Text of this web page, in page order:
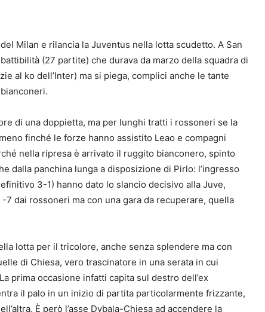
Milan e rilancia la Juventus nella lotta scudetto. A San
(27 partite) che durava da marzo della squadra di
al ko dell’Inter) ma si piega, complici anche le tante
di una doppietta, ma per lunghi tratti i rossoneri se la
finché le forze hanno assistito Leao e compagni
nella ripresa è arrivato il ruggito bianconero, spinto
dalla panchina lunga a disposizione di Pirlo: l’ingresso
3-1) hanno dato lo slancio decisivo alla Juve,
dai rossoneri ma con una gara da recuperare, quella
lotta per il tricolore, anche senza splendere ma con
di Chiesa, vero trascinatore in una serata in cui
prima occasione infatti capita sul destro dell’ex
il palo in un inizio di partita particolarmente frizzante,
È però l’asse Dybala-Chiesa ad accendere la